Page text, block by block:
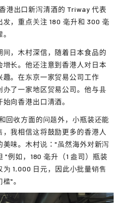
港出口新泻清酒的 Triway 代表
发，重点关注 180 毫升和 300 毫
，木村深信，随着日本食品的
增长。他还注意到香港人对日本
趣。在东京一家贸易公司工作
办了一家地区贸易公司。他与县
向香港出口清酒。
回收方面的问题外，小瓶装还能
我相信这将鼓励更多的香港人
美味。木村说："虽然海外对新泻
"例如，180 毫升（1 盎司）瓶装
1,000 日元，因此小批量销售
"。